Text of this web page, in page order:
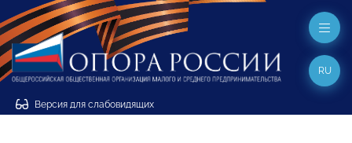
Версия для слабовидящих
RU